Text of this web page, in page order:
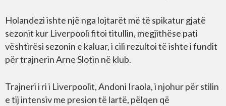
Holandezi ishte një nga lojtarët më të spikatur gjatë
sezonit kur Liverpooli fitoi titullin, megjithëse pati
vështirësi sezonin e kaluar, i cili rezultoi të ishte i fundit
për trajnerin Arne Slotin në klub.
Trajneri i ri i Liverpoolit, Andoni Iraola, i njohur për stilin
e tij intensiv me presion të lartë, pëlqen që